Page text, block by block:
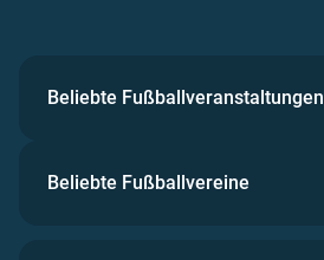
Beliebte Fußballveranstaltungen
Beliebte Fußballvereine